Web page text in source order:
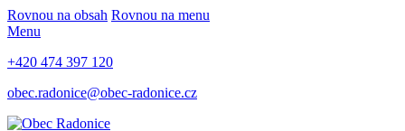
Rovnou na obsah Rovnou na menu
Menu
+420 474 397 120
obec.radonice@obec-radonice.cz